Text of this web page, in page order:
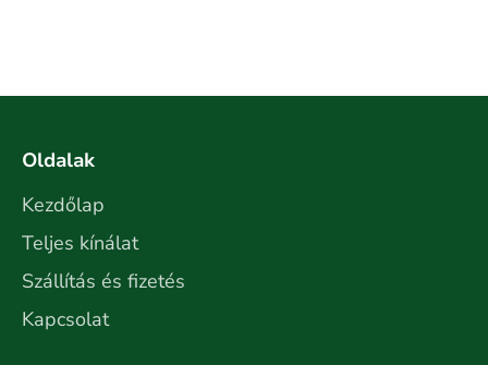
Oldalak
Kezdőlap
Teljes kínálat
Szállítás és fizetés
Kapcsolat